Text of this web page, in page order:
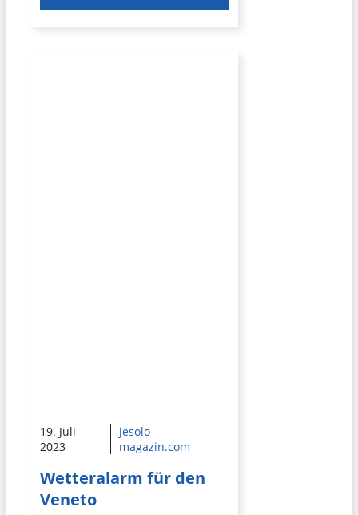
19. Juli
2023
jesolo-
magazin.com
Wetteralarm für den
Veneto